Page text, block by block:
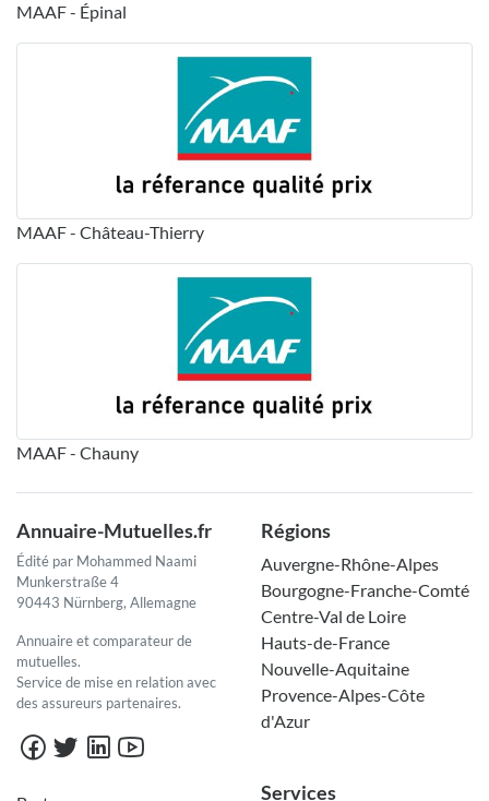
MAAF - Épinal
MAAF - Château-Thierry
MAAF - Chauny
Annuaire-Mutuelles.fr
Édité par Mohammed Naami
Munkerstraße 4
90443 Nürnberg, Allemagne
Annuaire et comparateur de
mutuelles.
Service de mise en relation avec
des assureurs partenaires.
Régions
Auvergne-Rhône-Alpes
Bourgogne-Franche-Comté
Centre-Val de Loire
Hauts-de-France
Nouvelle-Aquitaine
Provence-Alpes-Côte
d'Azur
Services